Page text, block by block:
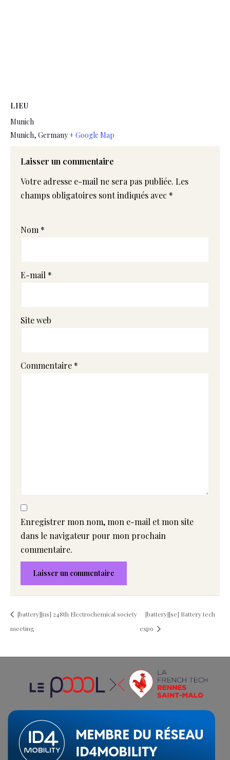
LIEU
Munich
Munich, Germany+ Google Map
Laisser un commentaire
Votre adresse e-mail ne sera pas publiée. Les
champs obligatoires sont indiqués avec *
Nom *
E-mail *
Site web
Commentaire *
Enregistrer mon nom, mon e-mail et mon site
dans le navigateur pour mon prochain
commentaire.
[battery][us] 248th Electrochemical society
meeting
[battery][se] Battery tech
expo